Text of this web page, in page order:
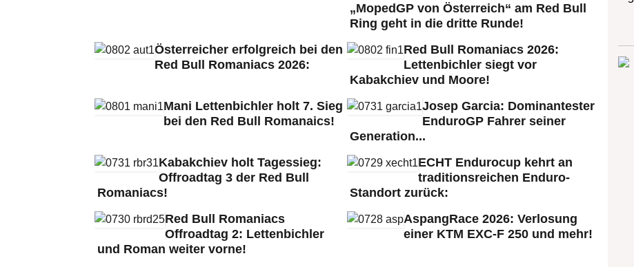
„MopedGP von Österreich“ am Red Bull
Ring geht in die dritte Runde!
Österreicher erfolgreich bei den
Red Bull Romaniacs 2026:
Red Bull Romaniacs 2026:
Lettenbichler siegt vor
Kabakchiev und Moore!
Mani Lettenbichler holt 7. Sieg
bei den Red Bull Romanaics!
Josep Garcia: Dominantester
EnduroGP Fahrer seiner
Generation...
Kabakchiev holt Tagessieg:
Offroadtag 3 der Red Bull
Romaniacs!
ECHT Endurocup kehrt an
traditionsreichen Enduro-
Standort zurück:
Red Bull Romaniacs
Offroadtag 2: Lettenbichler
und Roman weiter vorne!
AspangRace 2026: Verlosung
einer KTM EXC-F 250 und mehr!